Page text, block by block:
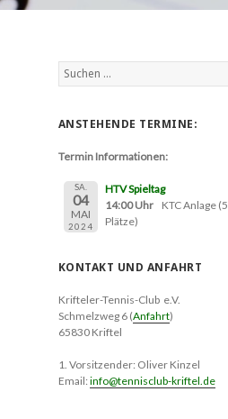
Suchen
nach:
ANSTEHENDE TERMINE:
Termin Informationen:
SA.
04
MAI
2024
HTV Spieltag
14:00 Uhr
KTC Anlage (5
Plätze)
KONTAKT UND ANFAHRT
Krifteler-Tennis-Club e.V.
Schmelzweg 6 (Anfahrt)
65830 Kriftel
1. Vorsitzender: Oliver Kinzel
Email: info@tennisclub-kriftel.de